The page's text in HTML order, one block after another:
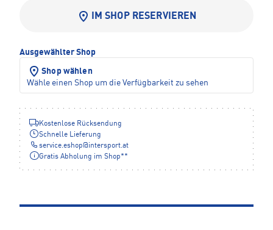
IM SHOP RESERVIEREN
Ausgewählter Shop
Shop wählen
Wähle einen Shop um die Verfügbarkeit zu sehen
Kostenlose Rücksendung
Schnelle Lieferung
service.eshop@ intersport.at
Gratis Abholung im Shop**